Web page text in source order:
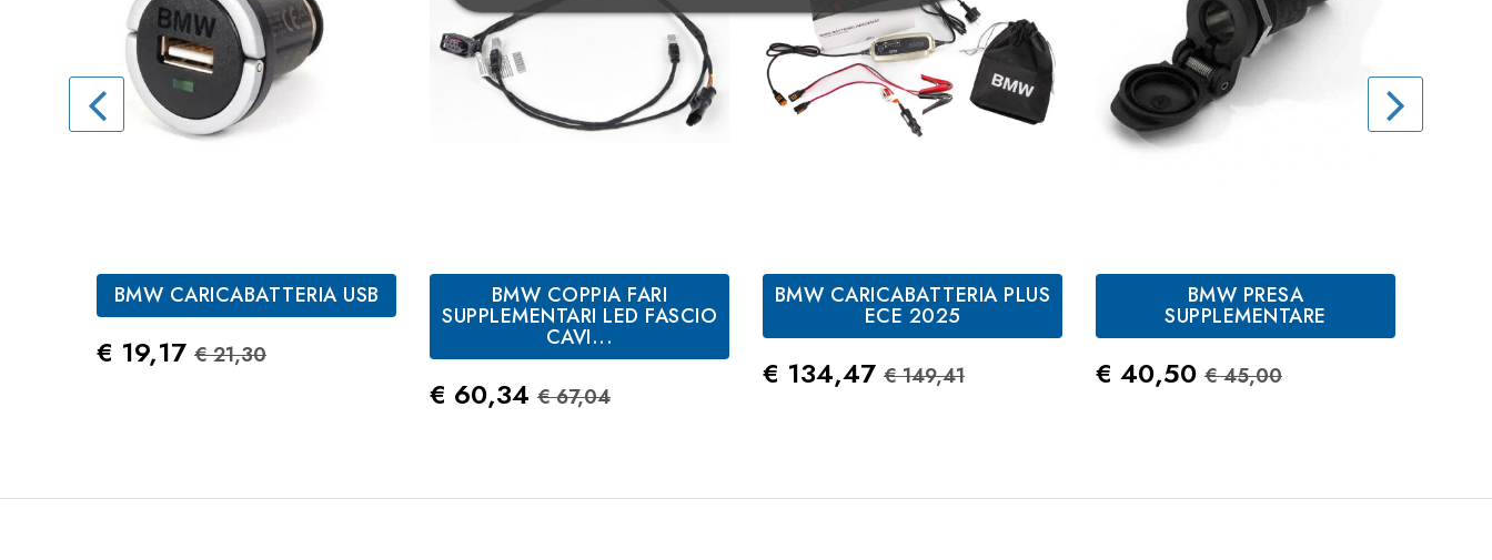
BMW CARICABATTERIA USB
Prezzo
€ 19,17 Prezzo Standard
€ 21,30
BMW COPPIA FARI
SUPPLEMENTARI LED FASCIO
CAVI...
Prezzo
€ 60,34 Prezzo Standard
€ 67,04
BMW CARICABATTERIA PLUS
ECE 2025
Prezzo
€ 134,47 Prezzo Standard
€ 149,41
BMW PRESA
SUPPLEMENTARE
Prezzo
€ 40,50 Prezzo Standard
€ 45,00